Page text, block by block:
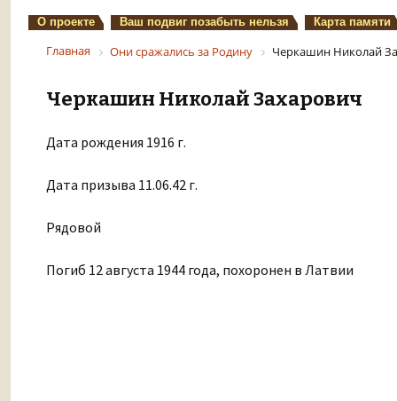
О проекте Ваш подвиг позабыть нельзя Карта памяти
Главная Они сражались за Родину Черкашин Николай
Черкашин Николай Захарович
Дата рождения 1916 г.
Дата призыва 11.06.42 г.
Рядовой
Погиб 12 августа 1944 года, похоронен в Латвии